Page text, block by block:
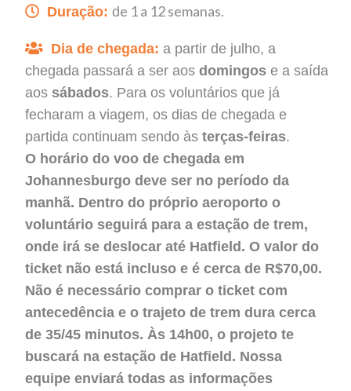
Duração:de 1 a 12 semanas.
Dia de chegada: a partir de julho, a
chegada passará a ser aosdomingos e a saída
aos sábados. Para os voluntários que já
fecharam a viagem, os dias de chegada e
partida continuam sendo àsterças-feiras.
O horário do voo de chegada em
Johannesburgo deve ser no período da
manhã. Dentro do próprio aeroporto o
voluntário seguirá para a estação de trem,
onde irá se deslocar até Hatfield. O valor do
ticket não está incluso e é cerca de R$70,00.
Não é necessário comprar o ticket com
antecedência e o trajeto de trem dura cerca
de 35/45 minutos. Às 14h00, o projeto te
buscará na estação de Hatfield. Nossa
equipe enviará todas as informações